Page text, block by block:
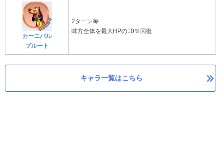
カーニバル
プルート
2ターン毎
味方全体を最大HPの10％回復
キャラ一覧はこちら